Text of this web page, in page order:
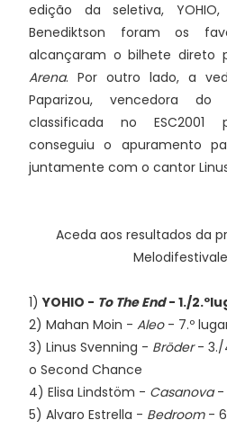
edição da seletiva,
Benediktson foram os
alcançaram o bilhete direto
Arena. Por outro lado, a
Paparizou, vencedora do
classificada no ESC2001
conseguiu o apuramento
juntamente com o cantor
Aceda aos resultados da
1)YOHIO - To The End- 1./
2) Mahan Moin - Aleo- 7.º
3) Linus Svenning - Bröder- 3./
o Second Chance
4) Elisa Lindstöm - Casanova-
5) Alvaro Estrella - Bedroom-